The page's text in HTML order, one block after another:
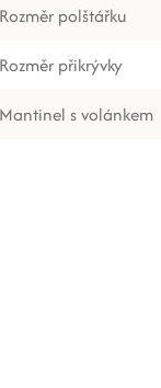
Rozměr polštářku
Rozměr přikrývky
Mantinel s volánkem